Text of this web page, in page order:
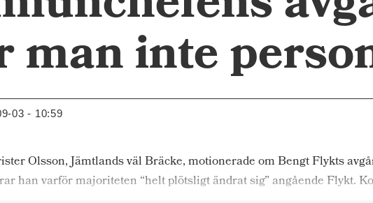
man inte
03 - 10:59
Olsson, Jämtlands väl Bräcke, motionerade om Bengt Flykts
han varför majoriteten “helt plötsligt ändrat sig” angående Flykt.